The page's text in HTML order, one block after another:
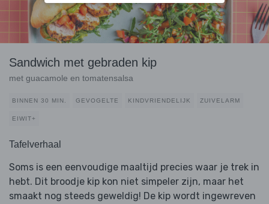
Sandwich met gebraden kip
met guacamole en tomatensalsa
BINNEN 30 MIN. GEVOGELTE KINDVRIENDELIJK ZUIVELARM
EIWIT+
Tafelverhaal
Soms is een eenvoudige maaltijd precies waar je trek in
hebt. Dit broodje kip kon niet simpeler zijn, maar het
smaakt nog steeds geweldig! De kip wordt ingewreven